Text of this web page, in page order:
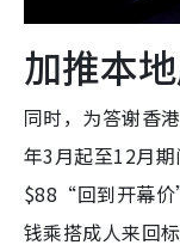
加推本
同时，为答谢香
年3月起至12月
$88“回到开幕
钱乘搭成人来回标